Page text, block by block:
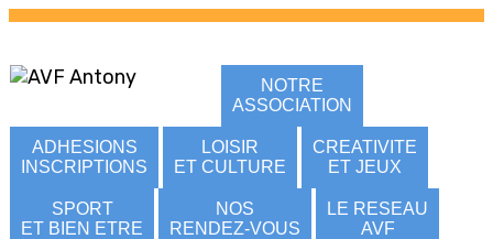
NOTRE
ASSOCIATION
ADHESIONS
INSCRIPTIONS
LOISIR
ET CULTURE
CREATIVITE
ET JEUX
SPORT
ET BIEN ETRE
NOS
RENDEZ-VOUS
LE RESEAU
AVF